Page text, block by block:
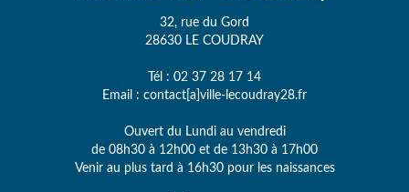
32, rue du Gord
28630 LE COUDRAY
Tél : 02 37 28 17 14
Email : contact[a]ville-lecoudray28.fr
Ouvert du Lundi au vendredi
de 08h30 à 12h00 et de 13h30 à 17h00
Venir au plus tard à 16h30 pour les naissances